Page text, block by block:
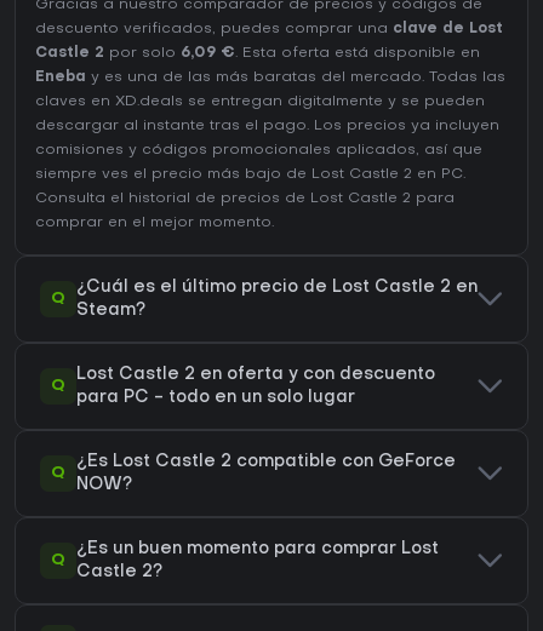
Gracias a nuestro comparador de precios y códigos de
descuento verificados, puedes comprar una clave de Lost
Castle 2 por solo 6,09 €. Esta oferta está disponible en
Eneba y es una de las más baratas del mercado. Todas las
claves en XD.deals se entregan digitalmente y se pueden
descargar al instante tras el pago. Los precios ya incluyen
comisiones y códigos promocionales aplicados, así que
siempre ves el precio más bajo de Lost Castle 2 en PC.
Consulta el
historial de precios de Lost Castle 2 para
comprar en el mejor momento.
Q
¿Cuál es el último precio de Lost Castle 2 en
Steam?
Q
Lost Castle 2 en oferta y con descuento
para PC - todo en un solo lugar
Q
¿Es Lost Castle 2 compatible con GeForce
NOW?
Q
¿Es un buen momento para comprar Lost
Castle 2?